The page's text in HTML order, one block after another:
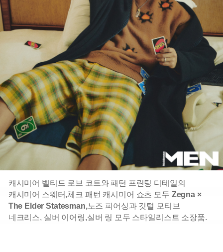
캐시미어 벨티드 로브 코트와 패턴 프린팅 디테일의
캐시미어 스웨터,체크 패턴 캐시미어 쇼츠 모두 Zegna ×
The Elder Statesman,노즈 피어싱과 깃털 모티브
네크리스, 실버 이어링,실버 링 모두 스타일리스트 소장품.